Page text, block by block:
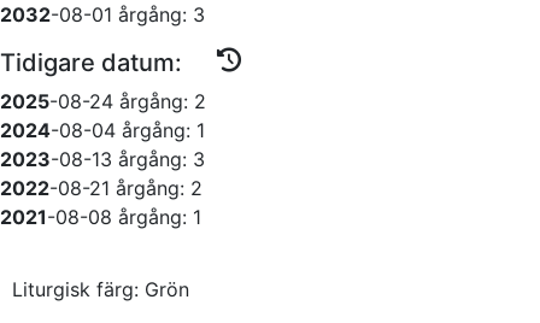
2032-08-01 årgång: 3
Tidigare datum:
2025-08-24 årgång: 2
2024-08-04 årgång: 1
2023-08-13 årgång: 3
2022-08-21 årgång: 2
2021-08-08 årgång: 1
Liturgisk färg: Grön